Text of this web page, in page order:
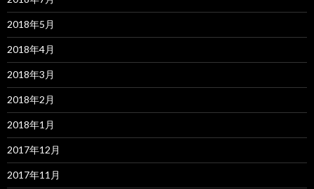
2018年5月
2018年4月
2018年3月
2018年2月
2018年1月
2017年12月
2017年11月